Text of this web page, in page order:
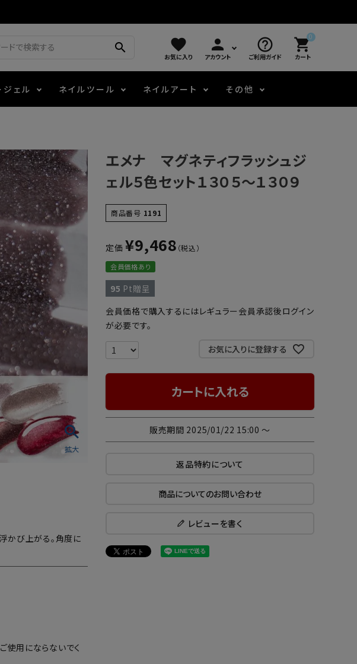
search favorite
お気に入り
person
アカウント
help_outline
ご利用ガイド
0
shopping_cart
カート
ジェル
ィフラッシュジェル アートインク
タジェル ニュアンスジェル
クジェル エメナコラボジェル
ネイルツール
・チップ関連 容器・ポーチ
術アイテム
ネイルアート
モールド その他
その他
かび上がる。角度に
使用にならないでく
エメナ マグネティフラッシュジ
ェル５色セット１３０５～１３０９
商品番号 1191
定価 ¥9,468
会員価格あり
95 Pt贈呈
会員価格で購入するにはレギュラー会員承認後ログイン
が必要です。
お気に入りに登録する
カートに入れる
販売期間 2025/01/22 15:00 〜
返品特約について
商品についてのお問い合わせ
レビューを書く